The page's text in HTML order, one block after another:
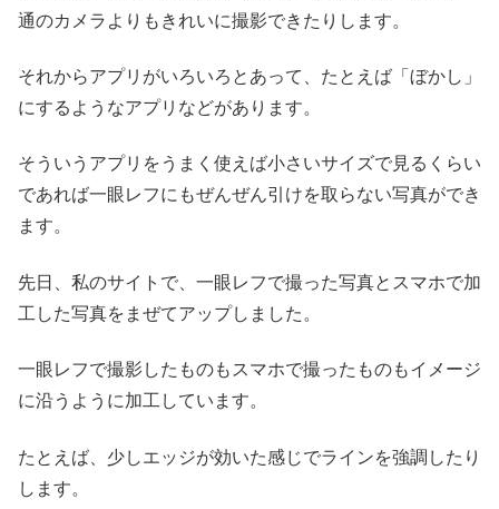
通のカメラよりもきれいに撮影できたりします。
それからアプリがいろいろとあって、たとえば「ぼかし」
にするようなアプリなどがあります。
そういうアプリをうまく使えば小さいサイズで見るくらい
であれば一眼レフにもぜんぜん引けを取らない写真ができ
ます。
先日、私のサイトで、一眼レフで撮った写真とスマホで加
工した写真をまぜてアップしました。
一眼レフで撮影したものもスマホで撮ったものもイメージ
に沿うように加工しています。
たとえば、少しエッジが効いた感じでラインを強調したり
します。